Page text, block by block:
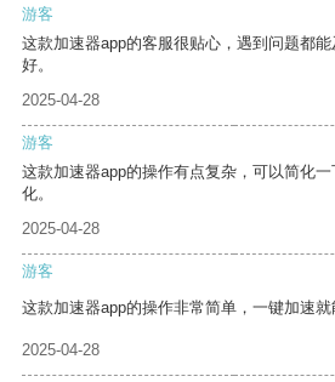
游客
这款加速器app的客服很贴心，遇到问题都
好。
2025-04-28
游客
这款加速器app的操作有点复杂，可以简化
化。
2025-04-28
游客
这款加速器app的操作非常简单，一键加速就
2025-04-28